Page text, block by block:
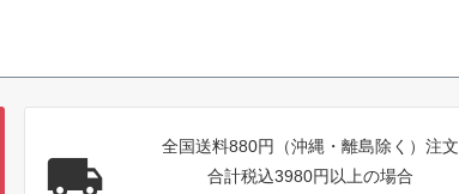
全国送料880円（沖縄・離島除く）注文
合計税込3980円以上の場合